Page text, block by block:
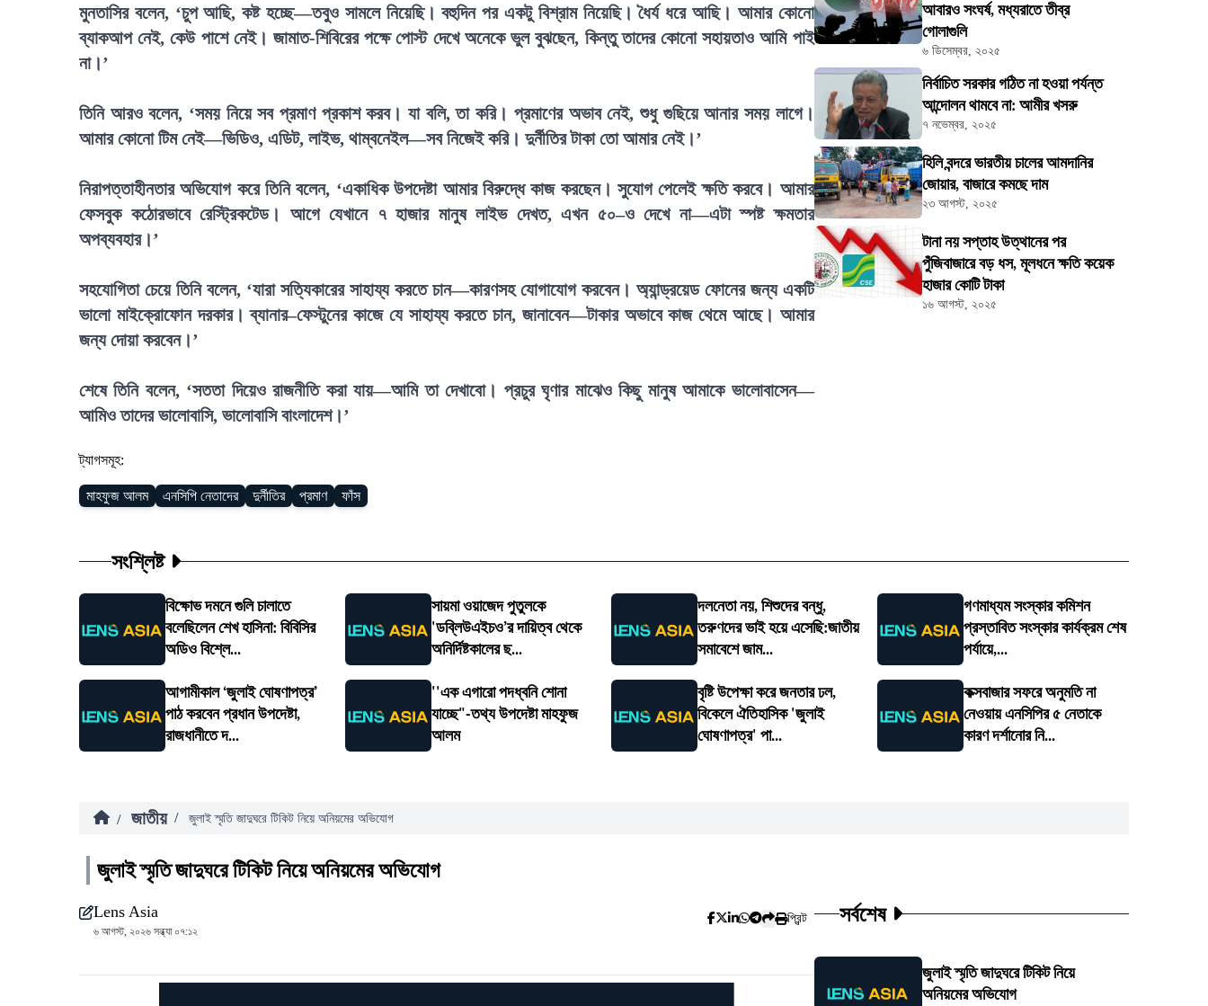
মুনতাসির বলেন, ‘চুপ আছি, কষ্ট হচ্ছে—তবুও সামলে নিয়েছি। বহুদিন পর একটু বিশ্রাম নিয়েছি। ধৈর্য ধরে আছি। আমার কোনো
ব্যাকআপ নেই, কেউ পাশে নেই। জামাত-শিবিরের পক্ষে পোস্ট দেখে অনেকে ভুল বুঝছেন, কিন্তু তাদের কোনো সহায়তাও আমি পাই
না।’
তিনি আরও বলেন, ‘সময় নিয়ে সব প্রমাণ প্রকাশ করব। যা বলি, তা করি। প্রমাণের অভাব নেই, শুধু গুছিয়ে আনার সময় লাগে।
আমার কোনো টিম নেই—ভিডিও, এডিট, লাইভ, থাম্বনেইল—সব নিজেই করি। দুর্নীতির টাকা তো আমার নেই।’
নিরাপত্তাহীনতার অভিযোগ করে তিনি বলেন, ‘একাধিক উপদেষ্টা আমার বিরুদ্ধে কাজ করছেন। সুযোগ পেলেই ক্ষতি করবে। আমার
ফেসবুক কঠোরভাবে রেস্ট্রিকটেড। আগে যেখানে ৭ হাজার মানুষ লাইভ দেখত, এখন ৫০–ও দেখে না—এটা স্পষ্ট ক্ষমতার
অপব্যবহার।’
সহযোগিতা চেয়ে তিনি বলেন, ‘যারা সত্যিকারের সাহায্য করতে চান—কারণসহ যোগাযোগ করবেন। অ্যান্ড্রয়েড ফোনের জন্য একটি
ভালো মাইক্রোফোন দরকার। ব্যানার–ফেস্টুনের কাজে যে সাহায্য করতে চান, জানাবেন—টাকার অভাবে কাজ থেমে আছে। আমার
জন্য দোয়া করবেন।’
শেষে তিনি বলেন, ‘সততা দিয়েও রাজনীতি করা যায়—আমি তা দেখাবো। প্রচুর ঘৃণার মাঝেও কিছু মানুষ আমাকে ভালোবাসেন—
আমিও তাদের ভালোবাসি, ভালোবাসি বাংলাদেশ।’
ট্যাগসমূহ:
মাহফুজ আলম এনসিপি নেতাদের দুর্নীতির প্রমাণ ফাঁস
আবারও সংঘর্ষ, মধ্যরাতে তীব্র
গোলাগুলি
৬ ডিসেম্বর, ২০২৫
নির্বাচিত সরকার গঠিত না হওয়া পর্যন্ত
আন্দোলন থামবে না: আমীর খসরু
৭ নভেম্বর, ২০২৫
হিলি বন্দরে ভারতীয় চালের আমদানির
জোয়ার, বাজারে কমছে দাম
২৩ আগস্ট, ২০২৫
টানা নয় সপ্তাহ উত্থানের পর
পুঁজিবাজারে বড় ধস, মূলধনে ক্ষতি কয়েক
হাজার কোটি টাকা
১৬ আগস্ট, ২০২৫
সংশ্লিষ্ট
বিক্ষোভ দমনে গুলি চালাতে
বলেছিলেন শেখ হাসিনা: বিবিসির
অডিও বিশ্লে...
সায়মা ওয়াজেদ পুতুলকে
'ডব্লিউএইচও’র দায়িত্ব থেকে
অনির্দিষ্টকালের ছ...
দলনেতা নয়, শিশুদের বন্ধু,
তরুণদের ভাই হয়ে এসেছি:জাতীয়
সমাবেশে জাম...
গণমাধ্যম সংস্কার কমিশন
প্রস্তাবিত সংস্কার কার্যক্রম শেষ
পর্যায়ে,...
আগামীকাল ‘জুলাই ঘোষণাপত্র’
পাঠ করবেন প্রধান উপদেষ্টা,
রাজধানীতে দ...
''এক এগারো পদধ্বনি শোনা
যাচ্ছে"-তথ্য উপদেষ্টা মাহফুজ
আলম
বৃষ্টি উপেক্ষা করে জনতার ঢল,
বিকেলে ঐতিহাসিক 'জুলাই
ঘোষণাপত্র' পা...
কক্সবাজার সফরে অনুমতি না
নেওয়ায় এনসিপির ৫ নেতাকে
কারণ দর্শানোর নি...
/ জাতীয় / জুলাই স্মৃতি জাদুঘরে টিকিট নিয়ে অনিয়মের অভিযোগ
জুলাই স্মৃতি জাদুঘরে টিকিট নিয়ে অনিয়মের অভিযোগ
Lens Asia
৬ আগস্ট, ২০২৬ সন্ধ্যা ০৭:১২
প্রিন্ট সর্বশেষ
জুলাই স্মৃতি জাদুঘরে টিকিট নিয়ে
অনিয়মের অভিযোগ